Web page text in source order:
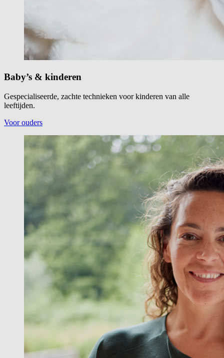
Baby’s & kinderen
Gespecialiseerde, zachte technieken voor kinderen van alle
leeftijden.
Voor ouders